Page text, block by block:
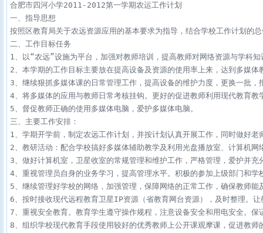
合肥市四河小学2011-2012第一学期农运工作计划
一、指导思想
按照区教育局关于农远资源应用的基本要求为指导，结合学校工作计划的
二、工作目标任务
1、以“农远”设施为平台，加强对教师培训，提高教师对网络资源与学科
2、本学期的工作目标主要放在提高设备及资源的使用率上来，达到多媒
3、继续狠抓多媒体课的日常管理工作，提高设备的维护力度，更换一批
4、将多媒体的应用与教师日常考核挂钩。更好的促进教师利用现代教育教
5、督促教师正确的使用多媒体电脑，爱护多媒体电脑。
三、主要工作安排：
1、学期开学前，制定农远工作计划，并按计划认真开展工作，同时做好
2、教研活动：配合学校搞好多媒体辅助教学及利用光盘播放室、计算机
3、做好计算机室，卫星收室的常规管理和维护工作，严格管理，爱护并
4、重视管理员自身的业务学习，提高管理水平。积极的参加上级部门和
5、继续管理好学校的网络，加强管理，保障网络的正常工作，确保教师
6、按时接收现代远程教育卫星IP资源（省教育网台资源），及时整理。
7、重视安全教育。教育学生遵守操作规程，注意设备安全和用电安全。
8、组织学校现代教育手段使用较好的优秀教师上公开课观摩课，促进教